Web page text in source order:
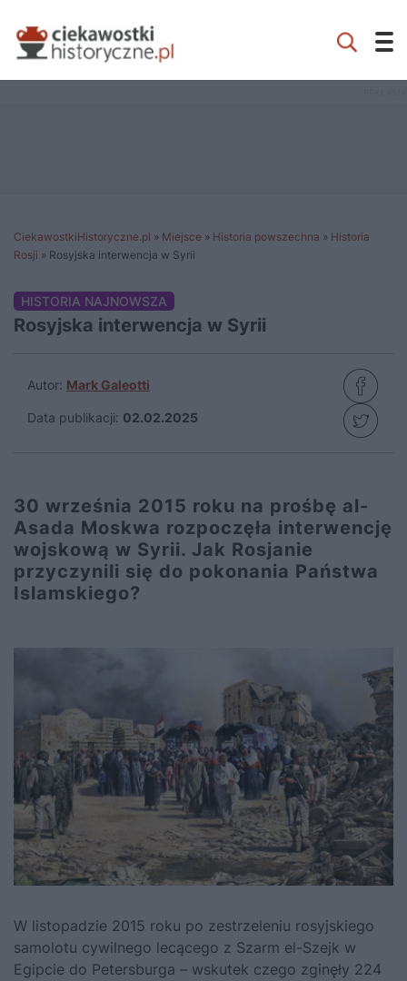
CiekawostkiHistoryczne.pl » Miejsce » Historia powszechna » Historia
Rosji » Rosyjska interwencja w Syrii
HISTORIA NAJNOWSZA
Rosyjska interwencja w Syrii
Autor: Mark Galeotti
Data publikacji: 02.02.2025
30 września 2015 roku na prośbę al-
Asada Moskwa rozpoczęła interwencję
wojskową w Syrii. Jak Rosjanie
przyczynili się do pokonania Państwa
Islamskiego?
W listopadzie 2015 roku po zestrzeleniu rosyjskiego
samolotu cywilnego lecącego z Szarm el-Szejk w
Egipcie do Petersburga – wskutek czego zginęły 224